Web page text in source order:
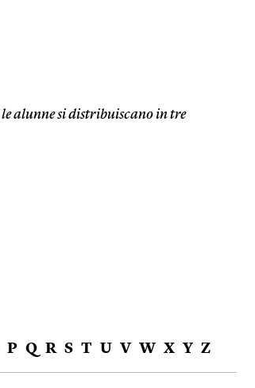
le alunne si distribuiscano in tre
P Q R S T U V W X Y Z